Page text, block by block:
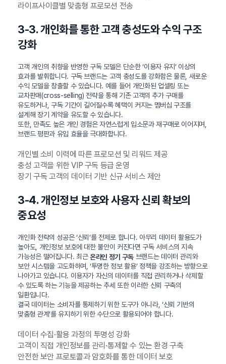
라이프사이클별 맞춤형 프로모션 전송
3-3. 개인화를 통한 고객 충성도와 수익 구조
강화
고객 개인의 취향을 반영한 구독 모델은 단순한 ‘이용자 유지’ 이상의
효과를 발휘합니다. 구독 브랜드는 고객 충성도를 강화함은 물론, 새로운
수익 모델을 창출할 수 있습니다. 예를 들어 개인화된 업셀링 또는
교차판매(cross-selling) 전략을 통해 기존 고객의 추가 구매를
유도하거나, 구독 기간이 길어질수록 혜택이 커지는 멤버십 구조를
설계해 장기 계약을 유도할 수 있습니다.
또한, 만족도 높은 개인 경험은 자연스럽게 입소문과 재구매로 이어지며,
브랜드 평판과 유입 효율을 극대화합니다.
개인별 소비 이력에 따른 프로모션 및 리워드 제공
충성 고객을 위한 VIP 구독 등급 운영
장기 구독 고객의 데이터 기반 신규 서비스 제안
3-4. 개인정보 보호와 사용자 신뢰 확보의
중요성
개인화 전략의 성공은 ‘신뢰’를 전제로 합니다. 아무리 데이터 활용도가
높아도, 개인정보 보호에 대한 불안이 커진다면 구독 서비스의 지속
가능성은 떨어집니다. 최근온라인 정기 구독브랜드는 데이터 관리와
보안 시스템을 고도화하며, ‘투명한 정보 활용’ 정책을 강조하는 방향으로
나아가고 있습니다. 이용자가 자신의 데이터를 직접 관리하거나 삭제할
수 있도록 하는 기능을 제공하는 추세 또한 이러한 신뢰 구축의
일환입니다.
결국 데이터는 소비자를 통제하기 위한 도구가 아니라, ‘신뢰 기반의
맞춤형 관계’를 유지하기 위한 수단으로 활용되어야 합니다.
데이터 수집·활용 과정의 투명성 강화
고객이 직접 개인정보를 관리·통제할 수 있는 환경 구축
안전한 보안 프로토콜과 암호화를 통한 데이터 보호